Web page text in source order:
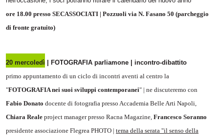
ore 18.00 presso SECASSOCIATI | Pozzuoli via N. Fasano 50 (parcheggio
di fronte gratuito)
20 mercoledì | FOTOGRAFIA parliamone | incontro-dibattito
primo appuntamento di un ciclo di incontri aventi al centro la
"FOTOGRAFIA nei suoi sviluppi contemporanei" | ne discuteremo con
Fabio Donato docente di fotografia presso Accademia Belle Arti Napoli,
Chiara Reale project manager presso Racna Magazine, Francesco Soranno
presidente associazione Flegrea PHOTO | tema della serata "il senso della